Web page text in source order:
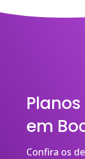
em
Confira os